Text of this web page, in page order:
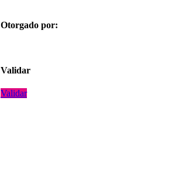
Otorgado por:
Validar
Validar